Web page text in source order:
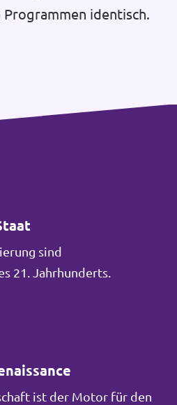
identisch.
sind
21. Jahrhunderts.
ist der Motor für den